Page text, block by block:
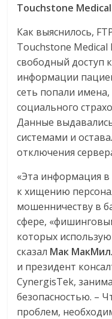
Touchstone
Как выяснилось,
Touchstone Medical
свободный доступ
информации
сеть попали
социального
Данные
системами и
отключения
«Эта информация
к хищению
мошенничеству в
сфере,
которых
сказал Мак
и президент
CynergisTek,
безопасностью. –
проблем,